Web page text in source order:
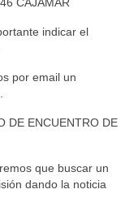
indicar el
por email un
DE ENCUENTRO DE
que buscar un
dando la noticia